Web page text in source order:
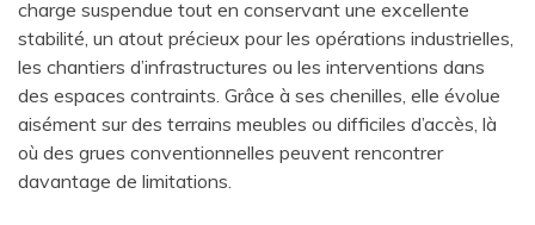
charge suspendue tout en conservant une excellente
stabilité, un atout précieux pour les opérations industrielles,
les chantiers d’infrastructures ou les interventions dans
des espaces contraints. Grâce à ses chenilles, elle évolue
aisément sur des terrains meubles ou difficiles d’accès, là
où des grues conventionnelles peuvent rencontrer
davantage de limitations.